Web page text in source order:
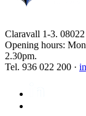
Claravall 1-3.
Opening hours:
2.30pm.
Tel. 936 022 200 ·